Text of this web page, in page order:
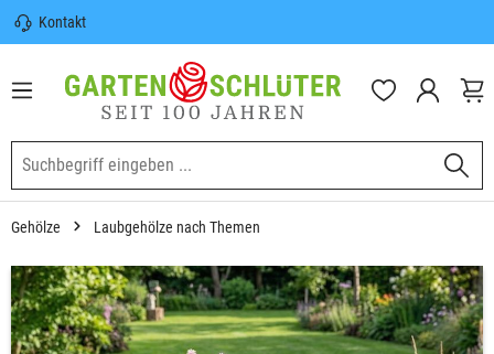
springen
Kontakt
Sicherer Versand | Versandkostenfrei
(DE) ab 100€
Garten-Schlüter Anwachsgarantie
Gehölze Laubgehölze nach Themen